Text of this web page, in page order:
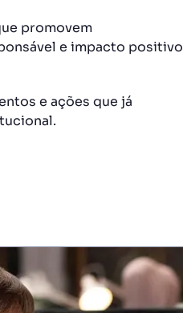
promovem
e impacto positivo
e ações que já